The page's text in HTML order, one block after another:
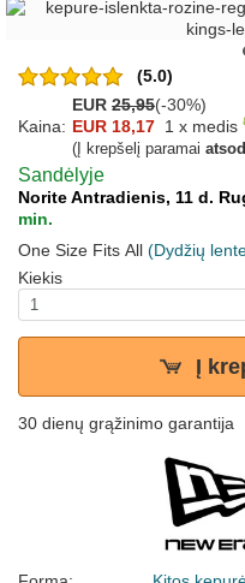
(5.0)
EUR 25,95(-30%)
Kaina: EUR 18,17 1 x medis
(Į krepšelį paramai
Sandėlyje
Norite Antradienis, 11 d.
min.
One Size Fits All (Dydžių
Kiekis
Į
30 dienų grąžinimo garantija